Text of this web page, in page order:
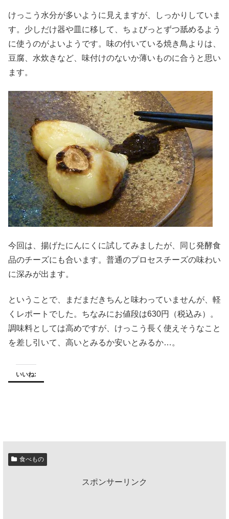
けっこう水分が多いように見えますが、しっかりしていま
す。少しだけ器や皿に移して、ちょびっとずつ舐めるよう
に使うのがよいようです。味の付いている焼き鳥よりは、
豆腐、水炊きなど、味付けのないか薄いものに合うと思い
ます。
今回は、揚げたにんにくに試してみましたが、同じ発酵食
品のチーズにも合います。普通のプロセスチーズの味わい
に深みが出ます。
ということで、まだまだきちんと味わっていませんが、軽
くレポートでした。ちなみにお値段は630円（税込み）。
調味料としては高めですが、けっこう長く使えそうなこと
を差し引いて、高いとみるか安いとみるか…。
いいね:
食べもの
スポンサーリンク